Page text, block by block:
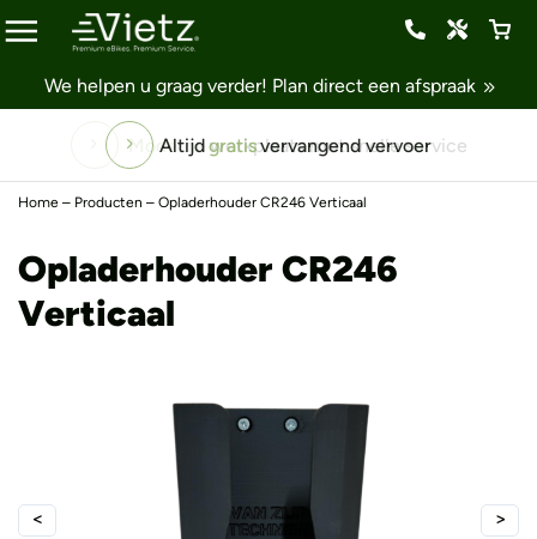
We helpen u graag verder! Plan direct een afspraak
Altijdgratisvervangend vervoer
Home – Producten – Opladerhouder CR246 Verticaal
Opladerhouder CR246
Verticaal